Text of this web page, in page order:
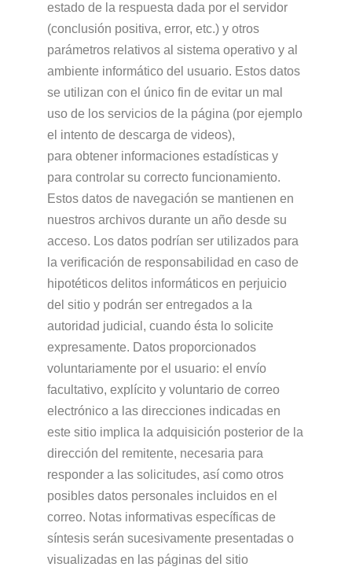
estado de la respuesta dada por el servidor
(conclusión positiva, error, etc.) y otros
parámetros relativos al sistema operativo y al
ambiente informático del usuario. Estos datos
se utilizan con el único fin de evitar un mal
uso de los servicios de la página (por ejemplo
el intento de descarga de videos),
para obtener informaciones estadísticas y
para controlar su correcto funcionamiento.
Estos datos de navegación se mantienen en
nuestros archivos durante un año desde su
acceso. Los datos podrían ser utilizados para
la verificación de responsabilidad en caso de
hipotéticos delitos informáticos en perjuicio
del sitio y podrán ser entregados a la
autoridad judicial, cuando ésta lo solicite
expresamente. Datos proporcionados
voluntariamente por el usuario: el envío
facultativo, explícito y voluntario de correo
electrónico a las direcciones indicadas en
este sitio implica la adquisición posterior de la
dirección del remitente, necesaria para
responder a las solicitudes, así como otros
posibles datos personales incluidos en el
correo. Notas informativas específicas de
síntesis serán sucesivamente presentadas o
visualizadas en las páginas del sitio